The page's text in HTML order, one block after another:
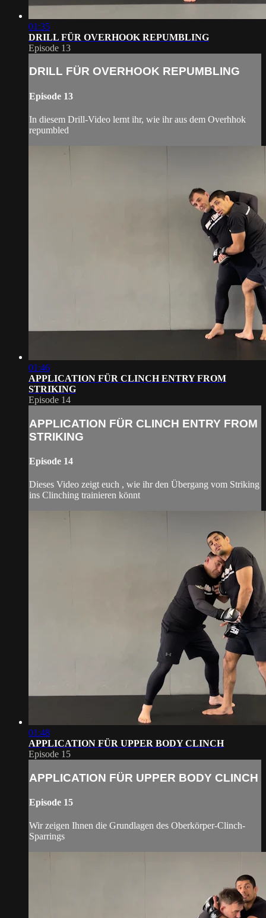
01:35
DRILL FÜR OVERHOOK REPUMBLING
Episode 13
DRILL FÜR OVERHOOK REPUMBLING
Episode 13
In diesem Drill-Video lernt ihr, wie ihr aus dem Overhhok
repumbled
01:46
APPLICATION FÜR CLINCH ENTRY FROM
STRIKING
Episode 14
APPLICATION FÜR CLINCH ENTRY FROM
STRIKING
Episode 14
Dieses Video zeigt euch , wie ihr den Übergang vom Striking
ins Clinching trainieren könnt
01:48
APPLICATION FÜR UPPER BODY CLINCH
Episode 15
APPLICATION FÜR UPPER BODY CLINCH
Episode 15
Wir zeigen Ihnen die Grundlagen des Oberkörper-Clinch-
Sparrings